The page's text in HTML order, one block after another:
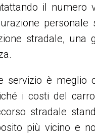
il numero
stradale, una
servizio è meglio
i costi del
stradale
più vicino e